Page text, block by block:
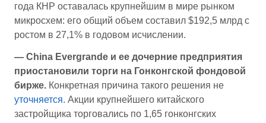
года КНР оставалась крупнейшим в мире рынком
микросхем: его общий объем составил $192,5 млрд с
ростом в 27,1% в годовом исчислении.
— China Evergrande и ее дочерние предприятия
приостановили торги на Гонконгской фондовой
бирже. Конкретная причина такого решения не
уточняется. Акции крупнейшего китайского
застройщика торговались по 1,65 гонконгских